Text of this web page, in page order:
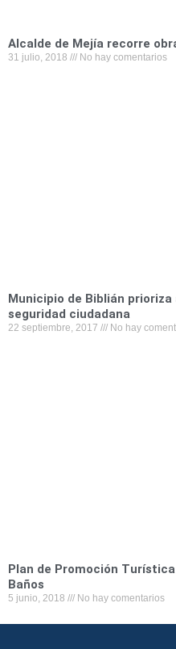
Alcalde de Mejía recorre
31 julio, 2018 No hay comentarios
Municipio de Biblián
seguridad ciudadana
22 septiembre, 2017 No hay
Plan de Promoción
Baños
5 junio, 2018 No hay comentarios